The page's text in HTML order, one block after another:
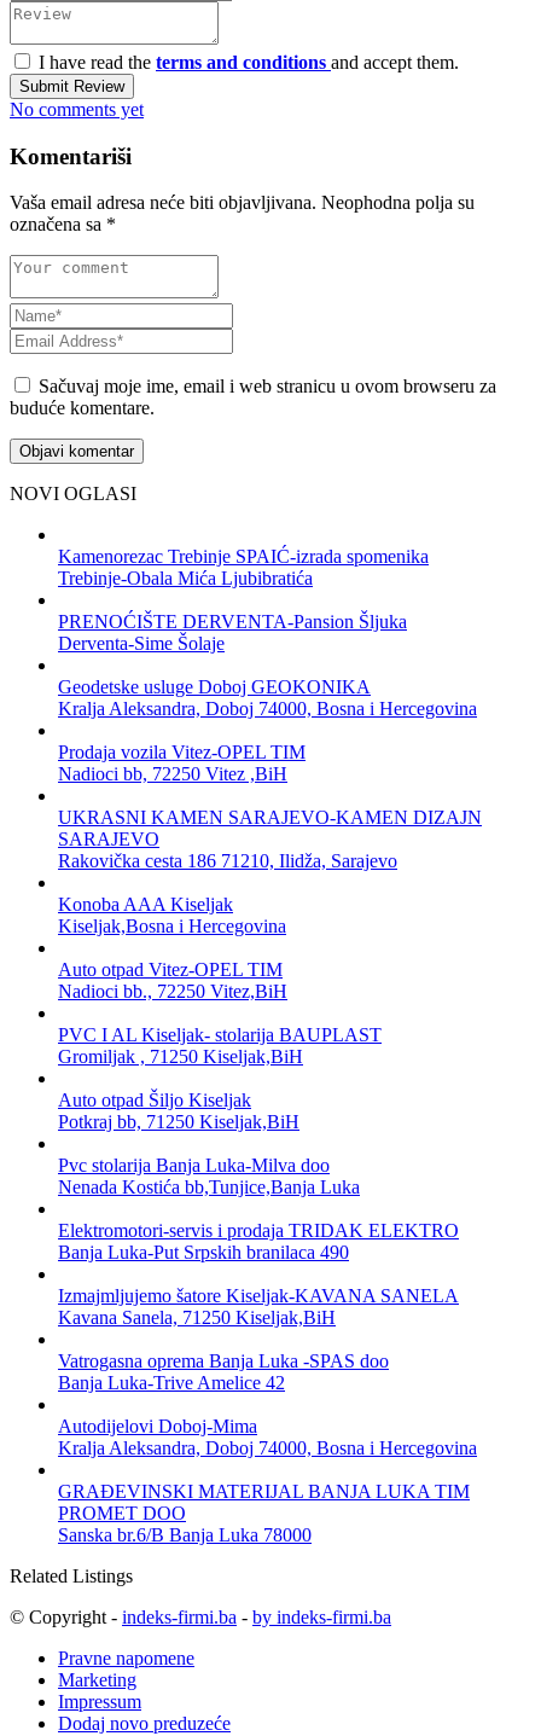
I have read the terms and conditions and accept them.
Submit Review
No comments yet
Komentariši
Vaša email adresa neće biti objavljivana. Neophodna polja su
označena sa *
Sačuvaj moje ime, email i web stranicu u ovom browseru za
buduće komentare.
NOVI OGLASI
Kamenorezac Trebinje SPAIĆ-izrada spomenika
Trebinje-Obala Mića Ljubibratića
PRENOĆIŠTE DERVENTA-Pansion Šljuka
Derventa-Sime Šolaje
Geodetske usluge Doboj GEOKONIKA
Kralja Aleksandra, Doboj 74000, Bosna i Hercegovina
Prodaja vozila Vitez-OPEL TIM
Nadioci bb, 72250 Vitez ,BiH
UKRASNI KAMEN SARAJEVO-KAMEN DIZAJN
SARAJEVO
Rakovička cesta 186 71210, Ilidža, Sarajevo
Konoba AAA Kiseljak
Kiseljak,Bosna i Hercegovina
Auto otpad Vitez-OPEL TIM
Nadioci bb., 72250 Vitez,BiH
PVC I AL Kiseljak- stolarija BAUPLAST
Gromiljak , 71250 Kiseljak,BiH
Auto otpad Šiljo Kiseljak
Potkraj bb, 71250 Kiseljak,BiH
Pvc stolarija Banja Luka-Milva doo
Nenada Kostića bb,Tunjice,Banja Luka
Elektromotori-servis i prodaja TRIDAK ELEKTRO
Banja Luka-Put Srpskih branilaca 490
Izmajmljujemo šatore Kiseljak-KAVANA SANELA
Kavana Sanela, 71250 Kiseljak,BiH
Vatrogasna oprema Banja Luka -SPAS doo
Banja Luka-Trive Amelice 42
Autodijelovi Doboj-Mima
Kralja Aleksandra, Doboj 74000, Bosna i Hercegovina
GRAĐEVINSKI MATERIJAL BANJA LUKA TIM
PROMET DOO
Sanska br.6/B Banja Luka 78000
Related Listings
© Copyright - indeks-firmi.ba - by indeks-firmi.ba
Pravne napomene
Marketing
Impressum
Dodaj novo preduzeće